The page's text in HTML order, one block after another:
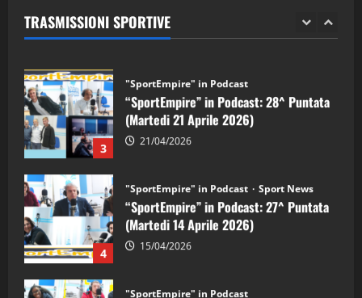
TRASMISSIONI SPORTIVE
2 28/04/2026
3
“SportEmpire” in Podcast: 28^ Puntata
(Martedi 21 Aprile 2026)
21/04/2026
4
“SportEmpire” in Podcast: 27^ Puntata
(Martedi 14 Aprile 2026)
15/04/2026